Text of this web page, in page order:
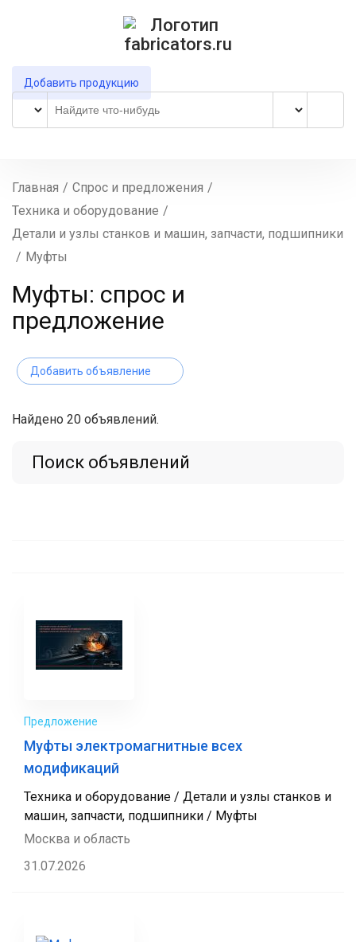
Добавить продукцию
Главная / Спрос и предложения /
Техника и оборудование /
Детали и узлы станков и машин, запчасти, подшипники
/ Муфты
Муфты: спрос и
предложение
Добавить объявление
Найдено 20 объявлений.
Поиск объявлений
Предложение
Муфты электромагнитные всех
модификаций
Техника и оборудование / Детали и узлы станков и
машин, запчасти, подшипники / Муфты
Москва и область
31.07.2026